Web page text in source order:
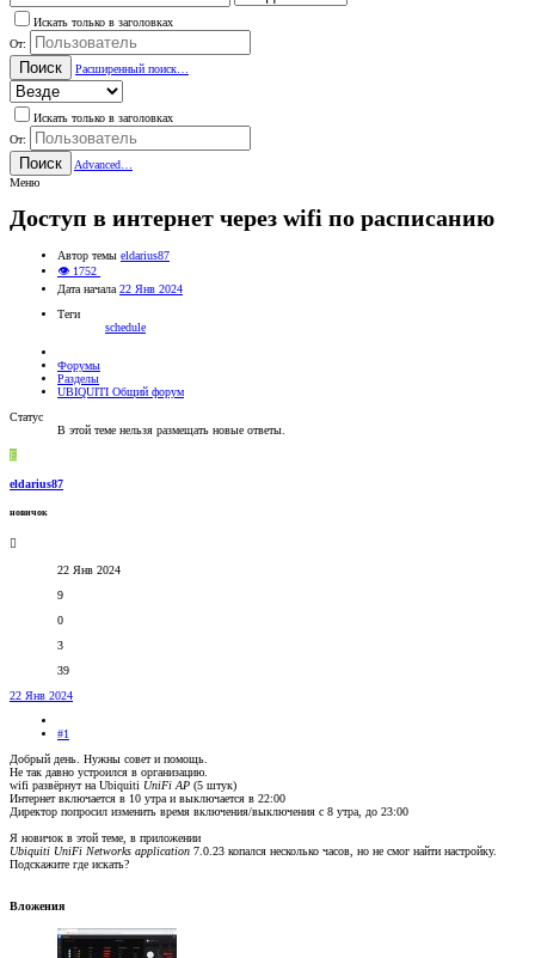
Искать только в заголовках
От:
Поиск Расширенный поиск…
Искать только в заголовках
От:
Поиск
Advanced…
Меню
Доступ в интернет через wifi по расписанию
Автор темы eldarius87
👁 1752
Дата начала 22 Янв 2024
Теги
schedule
Форумы
Разделы
UBIQUITI Общий форум
Статус
В этой теме нельзя размещать новые ответы.
E
eldarius87
новичок
22 Янв 2024
9
0
3
39
22 Янв 2024
#1
Добрый день. Нужны совет и помощь.
Не так давно устроился в организацию.
wifi развёрнут на Ubiquiti UniFi AP (5 штук)
Интернет включается в 10 утра и выключается в 22:00
Директор попросил изменить время включения/выключения с 8 утра, до 23:00
Я новичок в этой теме, в приложении
Ubiquiti UniFi Networks application 7.0.23 копался несколько часов, но не смог найти настройку.
Подскажите где искать?
Вложения